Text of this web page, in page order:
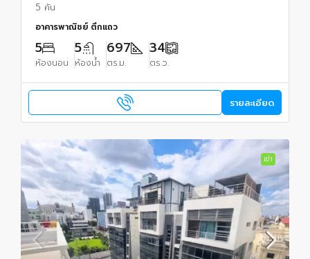
5 คัน
อาคารพาณิชย์ ตึกแถว
5
ห้องนอน
5
ห้องน้ำ
697
ตร.ม.
34
ตร.ว.
รายละเอียด
เช่า